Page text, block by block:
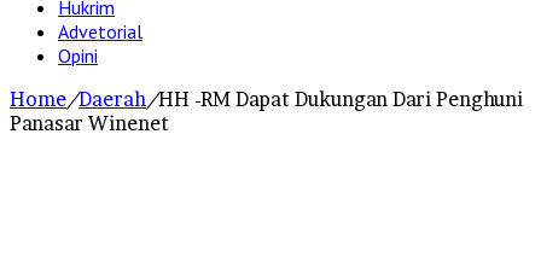
Hukrim
Advetorial
Opini
Home/Daerah/HH -RM Dapat Dukungan Dari Penghuni
Panasar Winenet